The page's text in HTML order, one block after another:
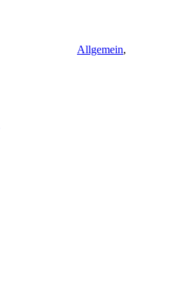
Allgemein,